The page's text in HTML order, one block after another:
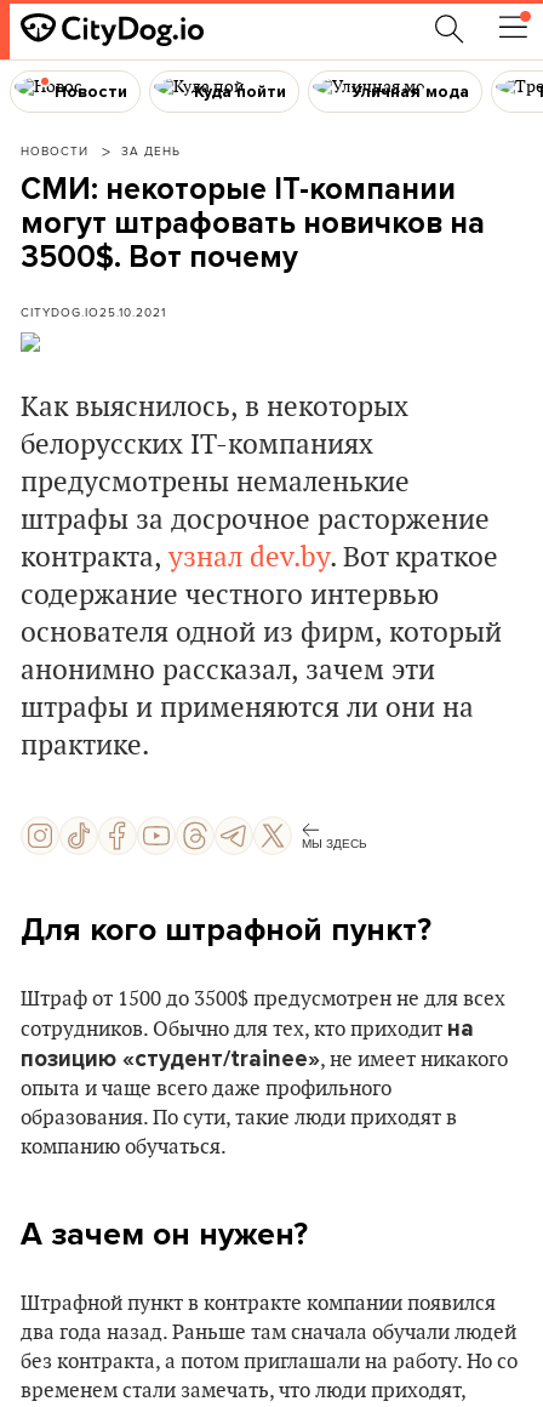
Новости Куда пойти Уличная мода
НОВОСТИ ЗА ДЕНЬ
СМИ: некоторые IT-компании
могут штрафовать новичков на
3500$. Вот почему
CITYDOG.IO25.10.2021
Как выяснилось, в некоторых
белорусских IT-компаниях
предусмотрены немаленькие
штрафы за досрочное расторжение
контракта,узнал dev.by. Вот краткое
содержание честного интервью
основателя одной из фирм, который
анонимно рассказал, зачем эти
штрафы и применяются ли они на
практике.
МЫ ЗДЕСЬ
Для кого штрафной пункт?
Штраф от 1500 до 3500$ предусмотрен не для всех
сотрудников. Обычно для тех, кто приходит на
позицию «студент/trainee», не имеет никакого
опыта и чаще всего даже профильного
образования. По сути, такие люди приходят в
компанию обучаться.
А зачем он нужен?
Штрафной пункт в контракте компании появился
два года назад. Раньше там сначала обучали людей
без контракта, а потом приглашали на работу. Но со
временем стали замечать, что люди приходят,